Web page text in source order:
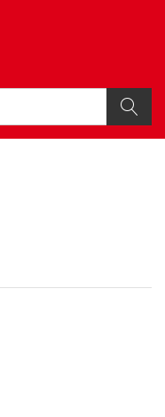
Buscar